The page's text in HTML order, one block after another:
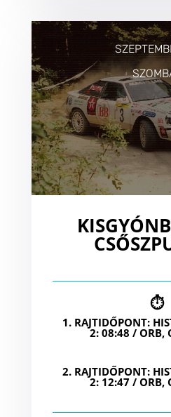
⏱
1. RAJTIDŐPONT:
2: 08:48 / ORB,
2. RAJTIDŐPONT:
2: 12:47 / ORB,